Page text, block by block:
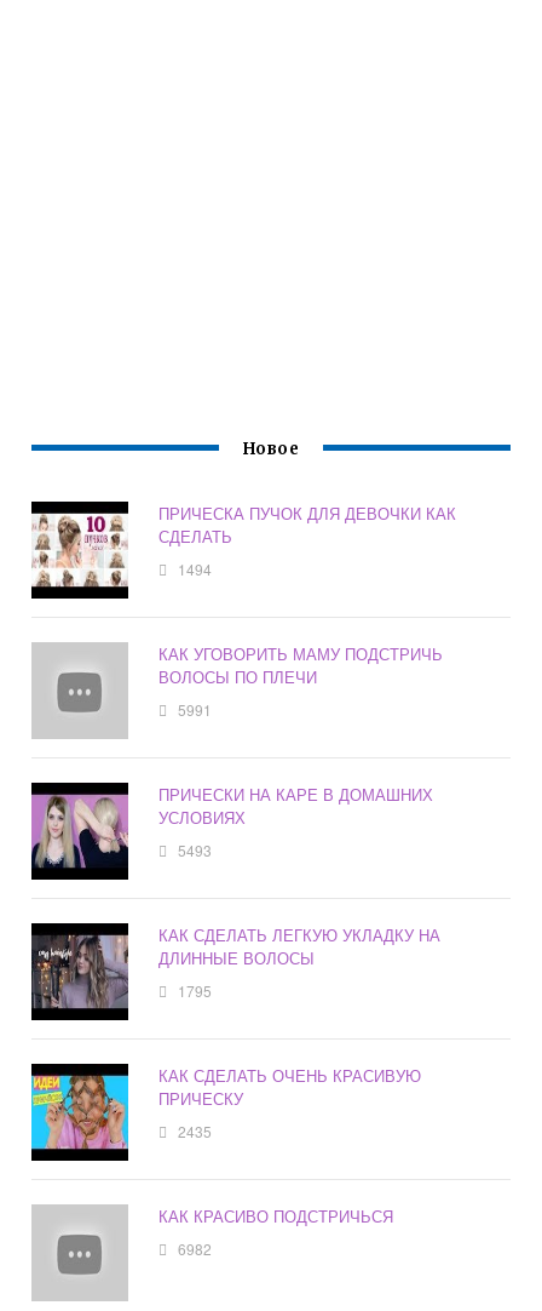
Новое
ПРИЧЕСКА ПУЧОК ДЛЯ ДЕВОЧКИ КАК
СДЕЛАТЬ
1494
КАК УГОВОРИТЬ МАМУ ПОДСТРИЧЬ
ВОЛОСЫ ПО ПЛЕЧИ
5991
ПРИЧЕСКИ НА КАРЕ В ДОМАШНИХ
УСЛОВИЯХ
5493
КАК СДЕЛАТЬ ЛЕГКУЮ УКЛАДКУ НА
ДЛИННЫЕ ВОЛОСЫ
1795
КАК СДЕЛАТЬ ОЧЕНЬ КРАСИВУЮ
ПРИЧЕСКУ
2435
КАК КРАСИВО ПОДСТРИЧЬСЯ
6982